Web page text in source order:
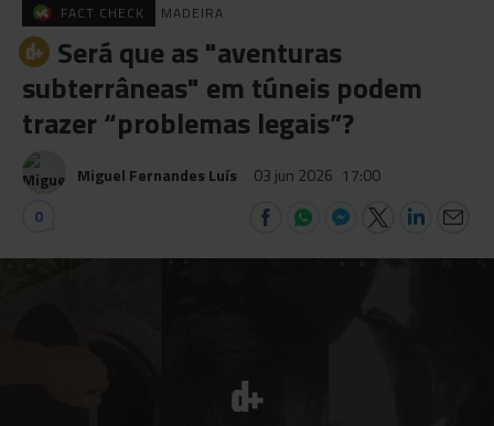
FACT CHECK MADEIRA
Será que as "aventuras
subterrâneas" em túneis podem
trazer “problemas legais”?
Miguel Fernandes Luís 03 jun 2026 17:00
0